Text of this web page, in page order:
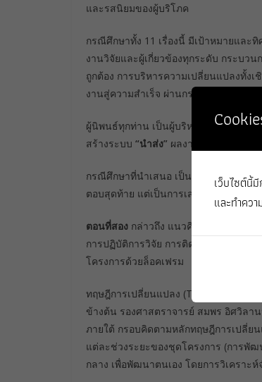
และรสนิยมของผู้บริโภค
กรณีศึกษาทั้ง 11 เรื่องนี้ มีเป้าหมายและ
งานวิจัยและผู้เกี่ยวข้องทุกระดับ กระบว
ถูกต้อง การบริหารความเปลี่ยนแปลงทั้ง
งานสู่ความสำเร็จ ผ่านกระบวนการสื่อส
ผู้นิพนธ์ทุกท่าน เป็นผู้บริหารจัดการงานวิ
สร้างระบบ “นำส่ง” ผลงานวิจัยได้สอดค
กรณีศึกษาที่นำเสนอ เป็นหลักฐานตอกย้ำ
ตอบสุดท้าย แต่เป็นการเสนอบทเรียนแล
ตอนที่สอง กล่าวถึง แนวคิด ทฤษฎี หลักก
การปฏิบัติการวิจัย การติดตามประเมินผ
โครงการด้วยล็อคเฟรม
ทฤษฎีการเปลี่ยนแปลง (Theory of
ข้างต้น รองศาสตราจารย์ สมพร อิศวิลา
ภายใต้ กรอบคิดตามหลักทฤษฎีการเปลี่ย
แต่ละช่วงระยะของชุดโครงการ (การพั
กลาง เพื่อพัฒนาตนเอง โดยการวิเครา
เว็บไซต์นี้
และทำคว